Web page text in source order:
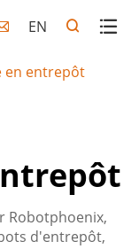
EN
en entrepôt
Robotphoenix,
d'entrepôt,